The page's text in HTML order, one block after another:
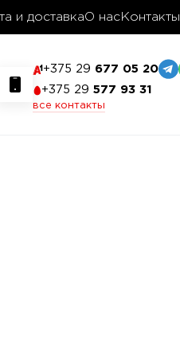
и доставкаО нас Контакты
+375 29 677 05 20
+375 29 577 93 31
все контакты